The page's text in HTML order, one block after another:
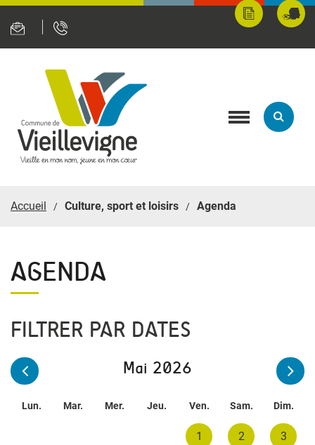
Mes
démarches
Toggle
Accueil Culture, sport et loisirs Agenda
AGENDA
FILTRER PAR DATES
Mai 2026
Lun. Mar. Mer. Jeu. Ven. Sam. Dim.
1 2 3
Panneau de gestion des cookies